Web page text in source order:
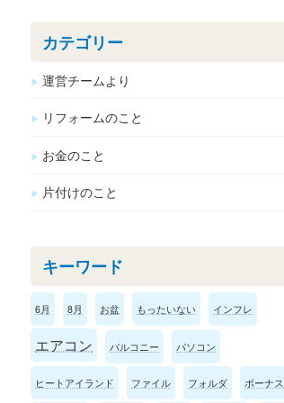
カテゴリー
運営チームより
リフォームのこと
お金のこと
片付けのこと
キーワード
6月 8月 お盆 もったいない インフレ
エアコン バルコニー パソコン
ヒートアイランド ファイル フォルダ ボーナス